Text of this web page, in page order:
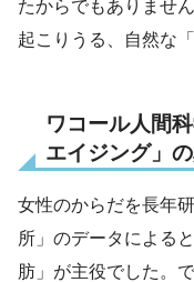
たからでもありませ
起こりうる、自然な
ワコール人間
エイジング」
女性のからだを長年
所」のデータによる
肪」が主役でした。